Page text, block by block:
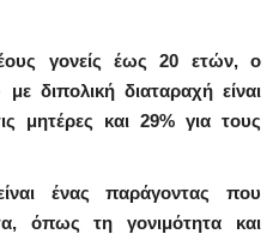
γονείς έως 20 ετών, ο
διπολική διαταραχή είναι
μητέρες και 29% για τους
ένας παράγοντας που
όπως τη γονιμότητα και